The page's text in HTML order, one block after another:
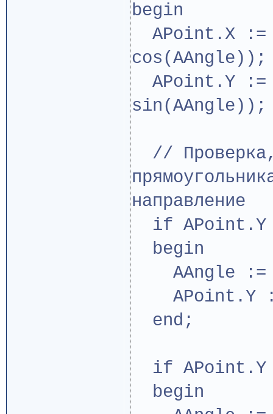
begin
APoint.X :=
cos(AAngle));
APoint.Y :=
sin(AAngle));
//
направление
if APoint.Y
begin
AAngle :=
APoint.Y :=
end;
if APoint.Y
begin